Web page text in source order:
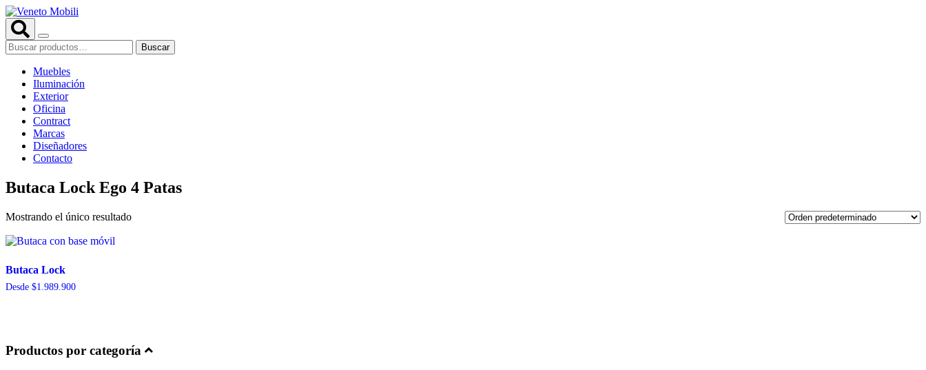
Saltar
al
contenido
Buscar
por:
Buscar
Muebles
Iluminación
Exterior
Oficina
Contract
Marcas
Diseñadores
Contacto
Butaca Lock Ego 4 Patas
Mostrando el único resultado
Butaca Lock
Desde $1.989.900
Productos por categoría